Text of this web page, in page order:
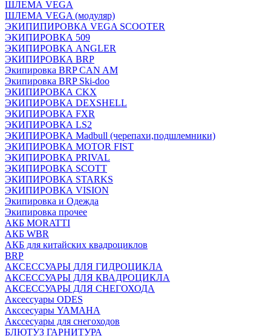
ШЛЕМА VEGA
ШЛЕМА VEGA (модуляр)
ЭКИПИПИРОВКА VEGA SCOOTER
ЭКИПИРОВКА 509
ЭКИПИРОВКА ANGLER
ЭКИПИРОВКА BRP
Экипировка BRP CAN AM
Экипировка BRP Ski-doo
ЭКИПИРОВКА CKX
ЭКИПИРОВКА DEXSHELL
ЭКИПИРОВКА FXR
ЭКИПИРОВКА LS2
ЭКИПИРОВКА Madbull (черепахи,подшлемники)
ЭКИПИРОВКА MOTOR FIST
ЭКИПИРОВКА PRIVAL
ЭКИПИРОВКА SCOTT
ЭКИПИРОВКА STARKS
ЭКИПИРОВКА VISION
Экипировка и Одежда
Экипировка прочее
АКБ MORATTI
АКБ WBR
АКБ для китайских квадроциклов
BRP
АКСЕССУАРЫ ДЛЯ ГИДРОЦИКЛА
АКСЕССУАРЫ ДЛЯ КВАДРОЦИКЛА
АКСЕССУАРЫ ДЛЯ СНЕГОХОДА
Аксессуары ODES
Акссесуары YAMAHA
Акссесуары для снегоходов
БЛЮТУЗ ГАРНИТУРА